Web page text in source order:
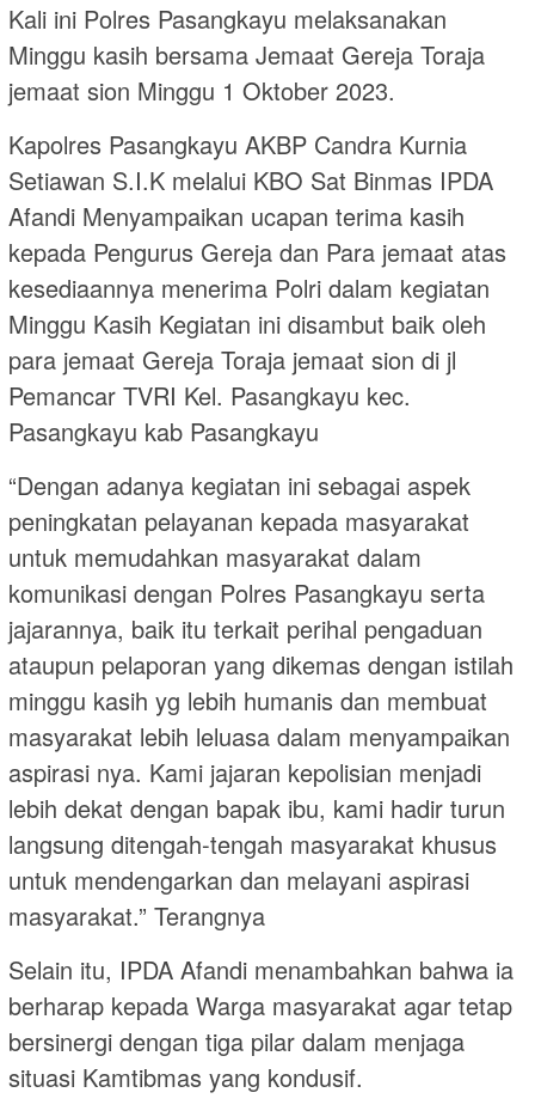
Kali ini Polres Pasangkayu melaksanakan
Minggu kasih bersama Jemaat Gereja Toraja
jemaat sion Minggu 1 Oktober 2023.
Kapolres Pasangkayu AKBP Candra Kurnia
Setiawan S.I.K melalui KBO Sat Binmas IPDA
Afandi Menyampaikan ucapan terima kasih
kepada Pengurus Gereja dan Para jemaat atas
kesediaannya menerima Polri dalam kegiatan
Minggu Kasih Kegiatan ini disambut baik oleh
para jemaat Gereja Toraja jemaat sion di jl
Pemancar TVRI Kel. Pasangkayu kec.
Pasangkayu kab Pasangkayu
“Dengan adanya kegiatan ini sebagai aspek
peningkatan pelayanan kepada masyarakat
untuk memudahkan masyarakat dalam
komunikasi dengan Polres Pasangkayu serta
jajarannya, baik itu terkait perihal pengaduan
ataupun pelaporan yang dikemas dengan istilah
minggu kasih yg lebih humanis dan membuat
masyarakat lebih leluasa dalam menyampaikan
aspirasi nya. Kami jajaran kepolisian menjadi
lebih dekat dengan bapak ibu, kami hadir turun
langsung ditengah-tengah masyarakat khusus
untuk mendengarkan dan melayani aspirasi
masyarakat.” Terangnya
Selain itu, IPDA Afandi menambahkan bahwa ia
berharap kepada Warga masyarakat agar tetap
bersinergi dengan tiga pilar dalam menjaga
situasi Kamtibmas yang kondusif.